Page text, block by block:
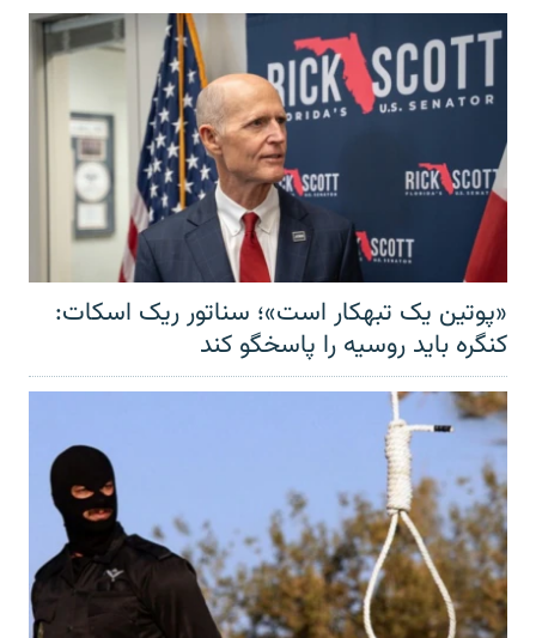
«پوتین یک تبهکار است»؛ سناتور ریک اسکات:
کنگره باید روسیه را پاسخگو کند